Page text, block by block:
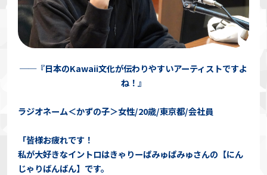
──『日本のKawaii文化が伝わりやすいアーティストですよ
ね！』
ラジオネーム＜かずの子＞女性/20歳/東京都/会社員
「皆様お疲れです！
私が大好きなイントロはきゃりーぱみゅぱみゅさんの【にん
じゃりばんばん】です。